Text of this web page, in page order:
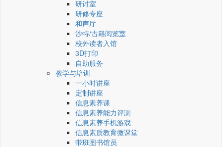
研讨室
研修专座
和声厅
沙特/古籍阅览室
校外读者入馆
3D打印
自助服务
教学与培训
一小时讲座
定制讲座
信息素养课
信息素养能力评测
信息素养手机游戏
信息素质教育微课堂
带班图书馆员